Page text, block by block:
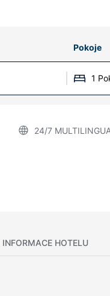
Pokoje
1
24/7
INFORMACE HOTELU